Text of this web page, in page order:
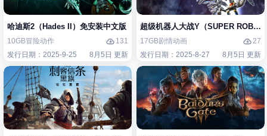
哈迪斯2（Hades II）免安装中文版
10GB冒险动作
131
发行日期：2025-9-25
8月5日 更新
超级机器人大战Y（SUPER
17GB剧情动画
27
发行日期：2025-8-27
8月5日 更新